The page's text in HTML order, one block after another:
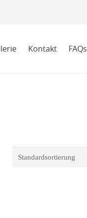
Kontakt FAQs